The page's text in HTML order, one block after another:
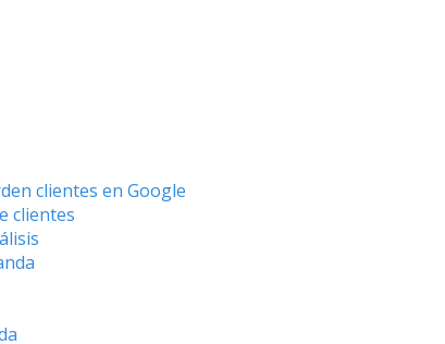
clientes en Google
clientes